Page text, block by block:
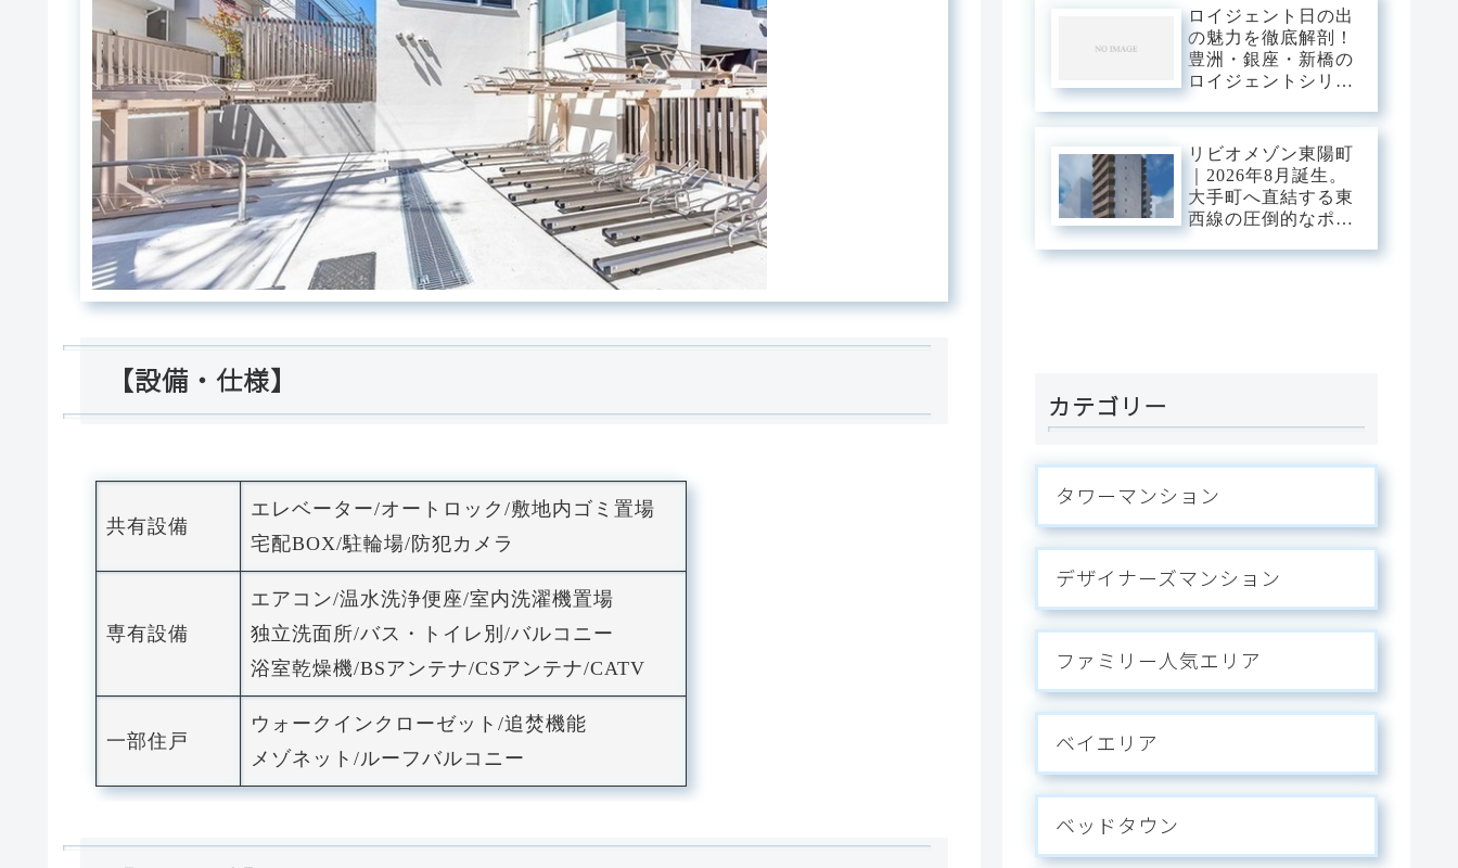
【設備・仕様】
共有設備
エレベーター/オートロック/敷地内ゴミ置場
宅配BOX/駐輪場/防犯カメラ
専有設備
エアコン/温水洗浄便座/室内洗濯機置場
独立洗面所/バス・トイレ別/バルコニー
浴室乾燥機/BSアンテナ/CSアンテナ/CATV
一部住戸
ウォークインクローゼット/追焚機能
メゾネット/ルーフバルコニー
境界を美しく溶か
す、三菱地所レジデ
ンスが贈るハイエン
ドSOHOステージ。
ロイジェント日の出
の魅力を徹底解剖！
豊洲・銀座・新橋の
ロイジェントシリー
リビオメゾン東陽町
｜2026年8月誕生。
大手町へ直結する東
西線の圧倒的なポテ
し、江東の「豊かな
カテゴリー
タワーマンション
デザイナーズマンション
ファミリー人気エリア
ベイエリア
ベッドタウン